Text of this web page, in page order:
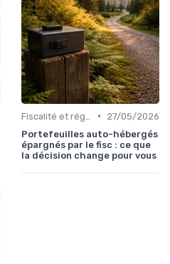
•
27/05/2026
Portefeuilles auto-hébergés
épargnés par le fisc : ce que
la décision change pour vous